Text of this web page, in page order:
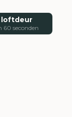
loftdeur
60 seconden